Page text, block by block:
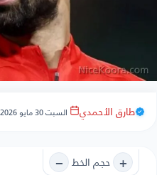
طارق الأحمدي السبت 30 مايو 2026
+ حجم الخط −